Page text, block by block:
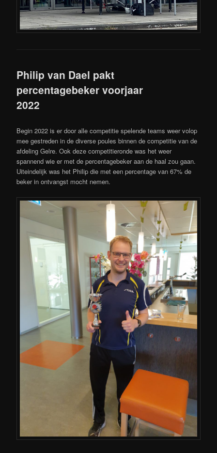
Philip van Dael pakt
percentagebeker voorjaar
2022
Begin 2022 is er door alle competitie spelende teams weer volop
mee gestreden in de diverse poules binnen de competitie van de
afdeling Gelre. Ook deze competitieronde was het weer
spannend wie er met de percentagebeker aan de haal zou gaan.
Uiteindelijk was het Philip die met een percentage van 67% de
beker in ontvangst mocht nemen.